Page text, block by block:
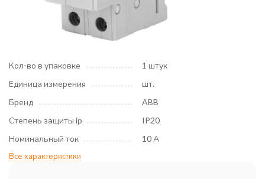
Кол-во в упаковке
1 штук
Единица измерения
шт.
Бренд
ABB
Степень защиты ip
IP20
Номинальный ток
10 А
Все характеристики